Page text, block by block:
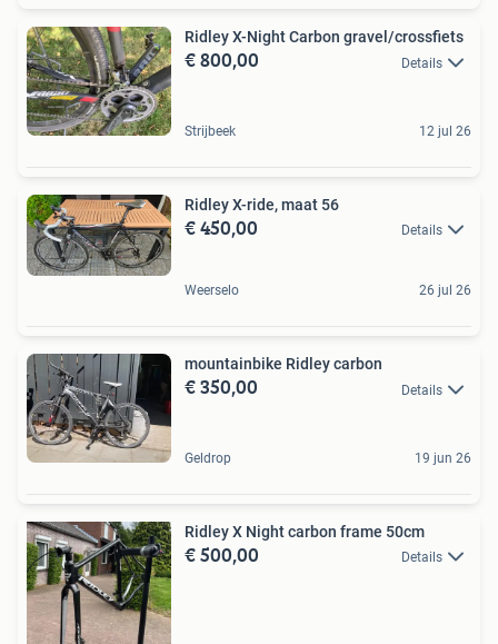
Ridley X-Night Carbon gravel/crossfiets
€ 800,00 Details
Strijbeek 12 jul 26
Ridley X-ride, maat 56
€ 450,00 Details
Weerselo 26 jul 26
mountainbike Ridley carbon
€ 350,00 Details
Geldrop 19 jun 26
Ridley X Night carbon frame 50cm
€ 500,00 Details